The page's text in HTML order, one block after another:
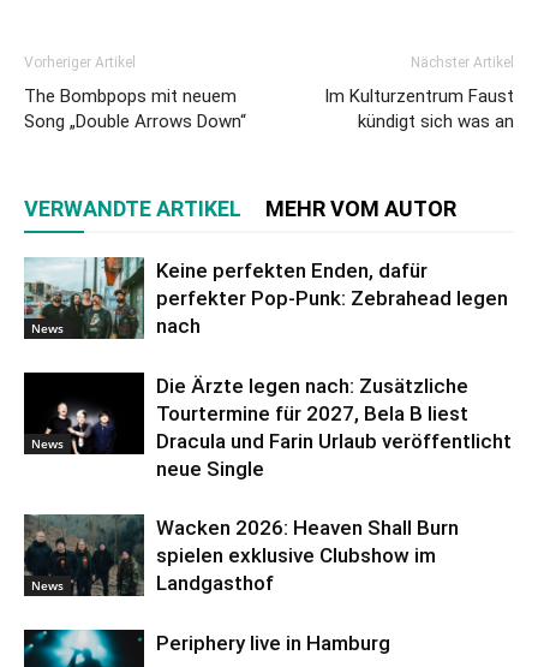
Vorheriger Artikel
The Bombpops mit neuem
Song „Double Arrows Down“
Nächster Artikel
Im Kulturzentrum Faust
kündigt sich was an
VERWANDTE ARTIKEL MEHR VOM AUTOR
News
Keine perfekten Enden, dafür
perfekter Pop-Punk: Zebrahead legen
nach
News
Die Ärzte legen nach: Zusätzliche
Tourtermine für 2027, Bela B liest
Dracula und Farin Urlaub veröffentlicht
neue Single
News
Wacken 2026: Heaven Shall Burn
spielen exklusive Clubshow im
Landgasthof
Periphery live in Hamburg